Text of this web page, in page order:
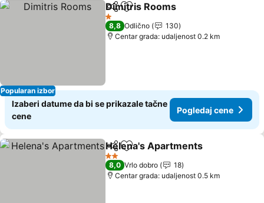
Popularan izbor
Deli Dodati u favorite
Dimitris Rooms
1 Zvezdice
8,8 Odlično
130
Centar grada: udaljenost 0.2 km
Izaberi datume da bi se prikazale tačne
cene
Pogledaj cene
Deli Dodati u favorite
Helena's Apartments
2 Zvezdice
8,0 Vrlo dobro
18
Centar grada: udaljenost 0.5 km